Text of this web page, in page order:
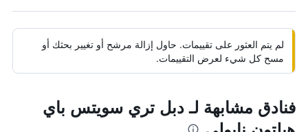
لم يتم العثور على تقييمات. حاول إزالة مرشح أو تغيير بحثك أو
مسح كل شيء لعرض التقييمات.
فنادق مشابهة لـ دبل تري سويتس باي